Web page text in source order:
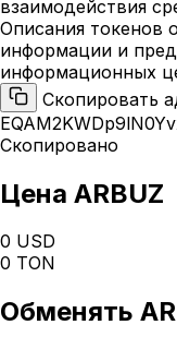
взаимодействия
Описания токенов
информации и
информационных
Скопировать
Скопировано
Цена ARBUZ
0 USD
0 TON
Обменять